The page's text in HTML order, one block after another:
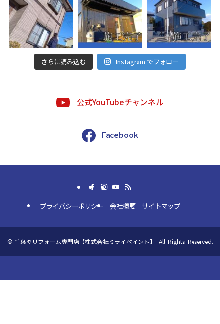
さらに読み込む Instagram でフォロー
公式YouTubeチャンネル
Facebook
プライバシーポリシー 会社概要 サイトマップ
© 千葉のリフォーム専門店【株式会社ミライペイント】 All Rights Reserved.